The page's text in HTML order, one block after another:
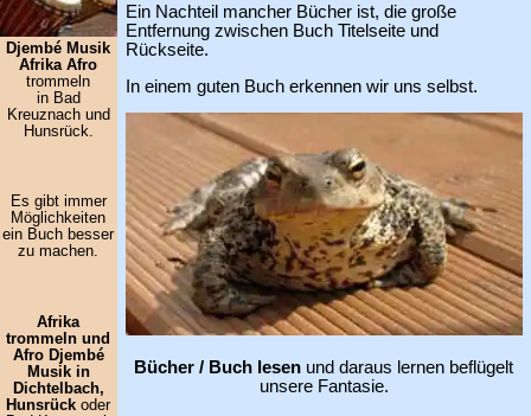
Djembé Musik
Afrika Afro
trommeln
in Bad
Kreuznach und
Hunsrück.
Es gibt immer
Möglichkeiten
ein Buch besser
zu machen.
Afrika
trommeln und
Afro Djembé
Musik in
Dichtelbach,
Hunsrück oder
Ein Nachteil mancher Bücher ist, die große
Entfernung zwischen Buch Titelseite und
Rückseite.
In einem guten Buch erkennen wir uns selbst.
Bücher / Buch lesen und daraus lernen beflügelt
unsere Fantasie.